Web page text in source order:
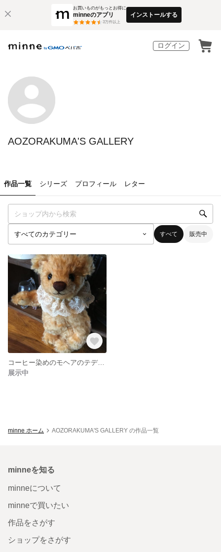
お買いものがもっとお得に
minneのアプリ
3万件以上
インストールする
ログイン
AOZORAKUMA'S GALLERY
作品一覧 シリーズ プロフィール レター
すべて 販売中
コーヒー染めのモヘアのテディベア
展示中
minne ホーム AOZORAKUMA'S GALLERY の作品一覧
minneを知る
minneについて
minneで買いたい
作品をさがす
ショップをさがす